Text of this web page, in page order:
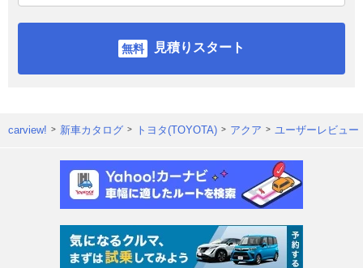
見積りスタート
carview! 新車カタログ トヨタ(TOYOTA) アクア ユーザーレビュー